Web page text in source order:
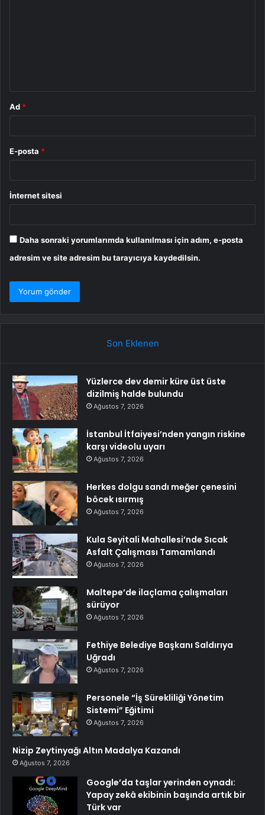
Ad *
E-posta *
İnternet sitesi
Daha sonraki yorumlarımda kullanılması için adım, e-posta
adresim ve site adresim bu tarayıcıya kaydedilsin.
Son Eklenen
Yüzlerce dev demir küre üst üste
dizilmiş halde bulundu
Ağustos 7, 2026
İstanbul İtfaiyesi’nden yangın riskine
karşı videolu uyarı
Ağustos 7, 2026
Herkes dolgu sandı meğer çenesini
böcek ısırmış
Ağustos 7, 2026
Kula Seyitali Mahallesi’nde Sıcak
Asfalt Çalışması Tamamlandı
Ağustos 7, 2026
Maltepe’de ilaçlama çalışmaları
sürüyor
Ağustos 7, 2026
Fethiye Belediye Başkanı Saldırıya
Uğradı
Ağustos 7, 2026
Personele “İş Sürekliliği Yönetim
Sistemi” Eğitimi
Ağustos 7, 2026
Nizip Zeytinyağı Altın Madalya Kazandı
Ağustos 7, 2026
Google’da taşlar yerinden oynadı:
Yapay zekâ ekibinin başında artık bir
Türk var